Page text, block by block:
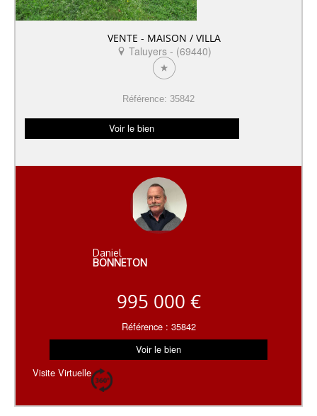
VENTE - MAISON / VILLA
Taluyers - (69440)
Référence: 35842
Voir le bien
Daniel
BONNETON
995 000 €
Référence : 35842
Voir le bien
Visite Virtuelle